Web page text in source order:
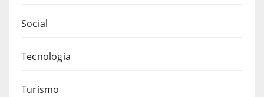
Social
Tecnologia
Turismo